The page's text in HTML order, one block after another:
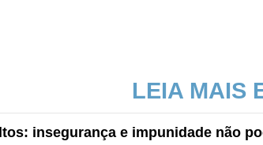
LEIA MAIS
insegurança e impunidade não